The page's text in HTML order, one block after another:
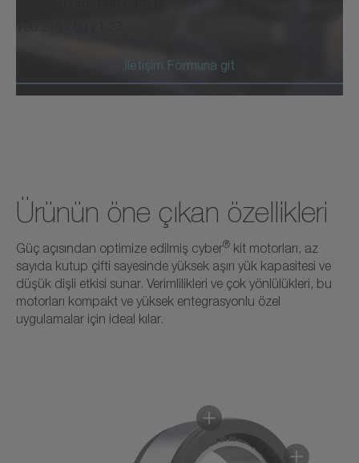
İletişim Formuna git
Ürünün öne çıkan özellikleri
Güç açısından optimize edilmiş cyber® kit motorları, az
sayıda kutup çifti sayesinde yüksek aşırı yük kapasitesi ve
düşük dişli etkisi sunar. Verimlilikleri ve çok yönlülükleri, bu
motorları kompakt ve yüksek entegrasyonlu özel
uygulamalar için ideal kılar.